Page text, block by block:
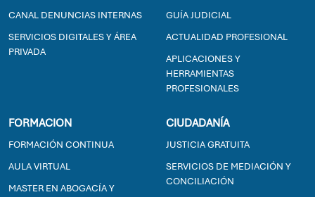
CANAL DENUNCIAS INTERNAS
SERVICIOS DIGITALES Y ÁREA
PRIVADA
GUÍA JUDICIAL
ACTUALIDAD PROFESIONAL
APLICACIONES Y
HERRAMIENTAS
PROFESIONALES
FORMACION
FORMACIÓN CONTINUA
AULA VIRTUAL
MASTER EN ABOGACÍA Y
CIUDADANÍA
JUSTICIA GRATUITA
SERVICIOS DE MEDIACIÓN Y
CONCILIACIÓN